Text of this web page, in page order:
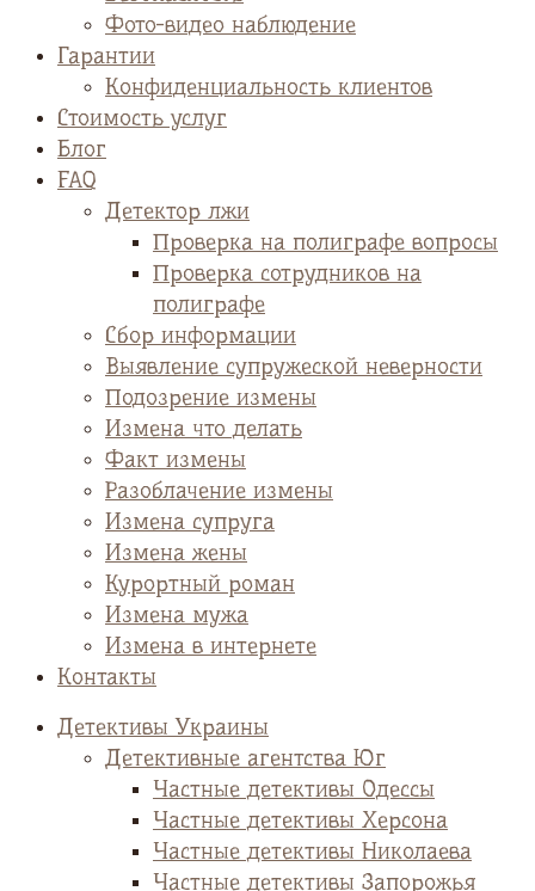
Фото-видео наблюдение
Гарантии
Конфиденциальность клиентов
Стоимость услуг
Блог
FAQ
Детектор лжи
Проверка на полиграфе вопросы
Проверка сотрудников на
полиграфе
Сбор информации
Выявление супружеской неверности
Подозрение измены
Измена что делать
Факт измены
Разоблачение измены
Измена супруга
Измена жены
Курортный роман
Измена мужа
Измена в интернете
Контакты
Детективы Украины
Детективные агентства Юг
Частные детективы Одессы
Частные детективы Херсона
Частные детективы Николаева
Частные детективы Запорожья